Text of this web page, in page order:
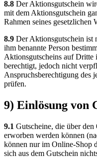
8.8 Der Aktionsgutschein
mit dem Aktionsgutschein
Rahmen seines gesetzlichen
8.9 Der Aktionsgutschein ist
ihm benannte Person
Aktionsgutscheins auf Dritte
berechtigt, jedoch nicht
Anspruchsberechtigung des
prüfen.
9) Einlösung von
9.1 Gutscheine, die über
erworben werden können
können nur im Online-Shop
sich aus dem Gutschein